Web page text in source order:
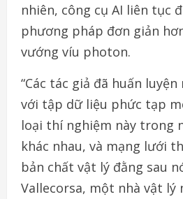
nhiên, công cụ AI liên tục
phương pháp đơn giản
vướng víu photon.
“Các tác giả đã huấn
với tập dữ liệu phức tạp
loại thí nghiệm này trong
khác nhau, và mạng lưới
bản chất vật lý đằng sau
Vallecorsa, một nhà vật lý